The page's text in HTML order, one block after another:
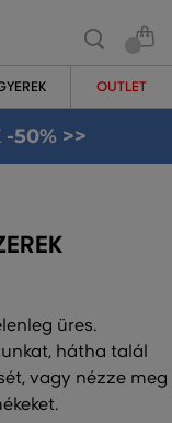
OUTLET
50% >>
üres.
hátha talál
vagy nézze meg